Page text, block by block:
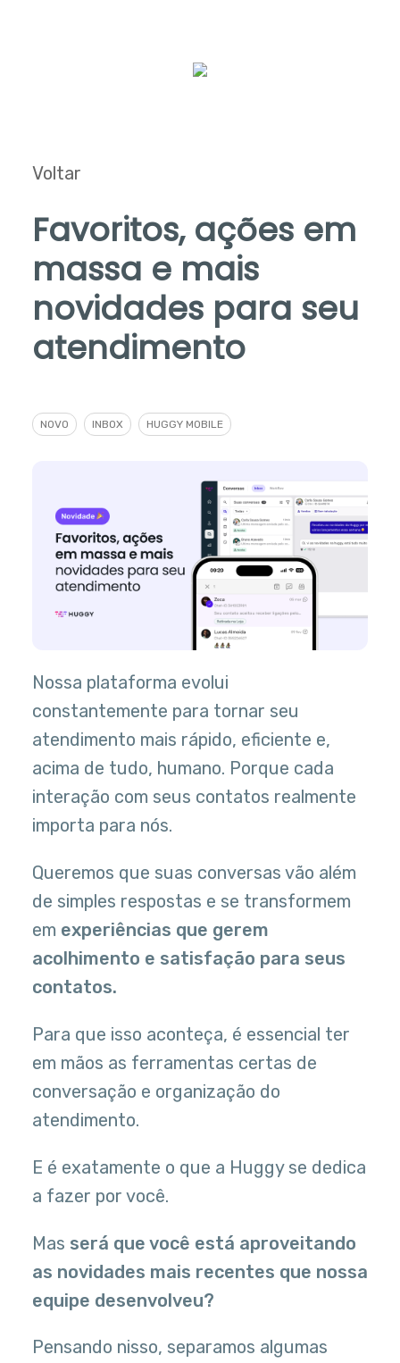
Voltar
Favoritos, ações em
massa e mais
novidades para seu
atendimento
NOVO INBOX HUGGY MOBILE
Nossa plataforma evolui
constantemente para tornar seu
atendimento mais rápido, eficiente e,
acima de tudo, humano. Porque cada
interação com seus contatos realmente
importa para nós.
Queremos que suas conversas vão além
de simples respostas e se transformem
em experiências que gerem
acolhimento e satisfação para seus
contatos.
Para que isso aconteça, é essencial ter
em mãos as ferramentas certas de
conversação e organização do
atendimento.
E é exatamente o que a Huggy se dedica
a fazer por você.
Mas será que você está aproveitando
as novidades mais recentes que nossa
equipe desenvolveu?
Pensando nisso, separamos algumas